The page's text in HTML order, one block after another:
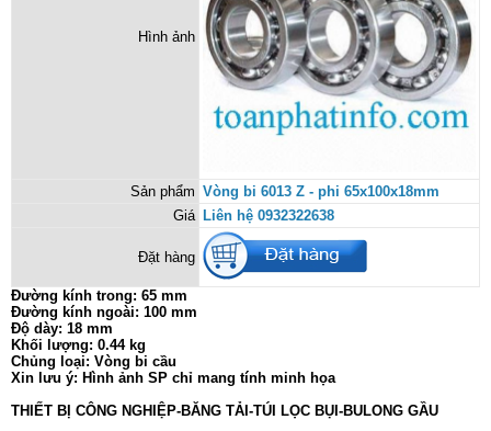
Hình ảnh
Sản phẩm Vòng bi 6013 Z - phi 65x100x18mm
Giá Liên hệ 0932322638
Đặt hàng
Đường kính trong: 65 mm
Đường kính ngoài: 100 mm
Độ dày: 18 mm
Khối lượng: 0.44 kg
Chủng loại: Vòng bi cầu
Xin lưu ý: Hình ảnh SP chỉ mang tính minh họa
THIẾT BỊ CÔNG NGHIỆP-BĂNG TẢI-TÚI LỌC BỤI-BULONG GẦU